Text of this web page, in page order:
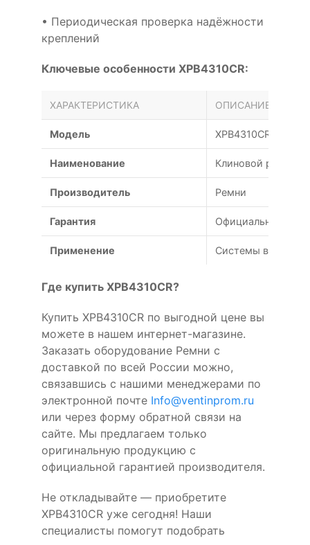
• Периодическая проверка надёжности
креплений
Ключевые особенности XPB4310CR:
ХАРАКТЕРИСТИКА ОПИСАНИЕ
Модель XPB4310CR
Наименование Клиновой ремень
Производитель Ремни
Гарантия Официальная
Применение Системы
Где купить XPB4310CR?
Купить XPB4310CR по выгодной цене вы
можете в нашем интернет-магазине.
Заказать оборудование Ремни с
доставкой по всей России можно,
связавшись с нашими менеджерами по
электронной почте Info@ventinprom.ru
или через форму обратной связи на
сайте. Мы предлагаем только
оригинальную продукцию с
официальной гарантией производителя.
Не откладывайте — приобретите
XPB4310CR уже сегодня! Наши
специалисты помогут подобрать